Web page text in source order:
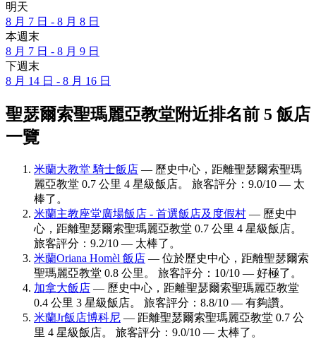
明天
8 月 7 日 - 8 月 8 日
本週末
8 月 7 日 - 8 月 9 日
下週末
8 月 14 日 - 8 月 16 日
聖瑟爾索聖瑪麗亞教堂附近排名前 5 飯店
一覽
米蘭大教堂 騎士飯店 — 歷史中心，距離聖瑟爾索聖瑪
麗亞教堂 0.7 公里 4 星級飯店。 旅客評分：9.0/10 — 太
棒了。
米蘭主教座堂廣場飯店 - 首選飯店及度假村 — 歷史中
心，距離聖瑟爾索聖瑪麗亞教堂 0.7 公里 4 星級飯店。
旅客評分：9.2/10 — 太棒了。
米蘭Oriana Homèl 飯店 — 位於歷史中心，距離聖瑟爾索
聖瑪麗亞教堂 0.8 公里。 旅客評分：10/10 — 好極了。
加拿大飯店 — 歷史中心，距離聖瑟爾索聖瑪麗亞教堂
0.4 公里 3 星級飯店。 旅客評分：8.8/10 — 有夠讚。
米蘭Jr飯店博科尼 — 距離聖瑟爾索聖瑪麗亞教堂 0.7 公
里 4 星級飯店。 旅客評分：9.0/10 — 太棒了。